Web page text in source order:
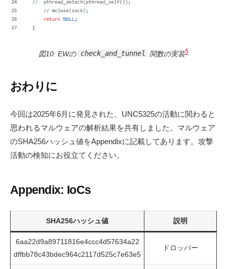
図10: EWの check_and_tunnel 関数の実装5
おわりに
今回は2025年6月に発見された、UNC5325の活動に関わると
思われるマルウェアの解析結果を共有しました。マルウェア
のSHA256ハッシュ値をAppendixに記載してあります。攻撃
活動の検知にお役立てください。
Appendix: IoCs
SHA256ハッシュ値 説明
6aa22d9a89711816e4ccc4d57634a22
dffbb78c43bdec964c2117d525c7e63e5
ドロッパー